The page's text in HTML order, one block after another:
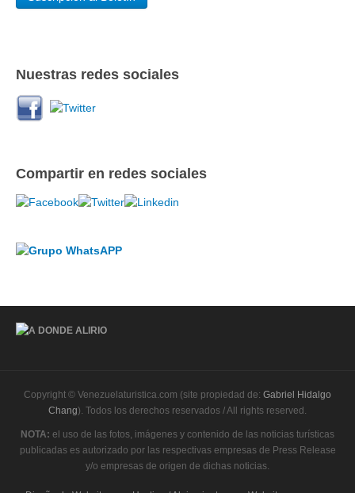
Nuestras redes sociales
Compartir en redes sociales
Copyright © Venezuelaturistica.com (site propiedad de: Gabriel Hidalgo
Chang). Todos los derechos reservados / All rights reserved.
NOTA: el uso de las fotos, imágenes y contenido de las noticias turísticas
publicadas es autorizado por las respectivas empresas de Press Release
y/o empresas de origen de dichas noticias.